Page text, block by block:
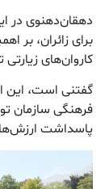
دهقان‌دهنوی در
برای زائران، بر
کاروان‌های زیارتی
گفتنی است، این
فرهنگی سازمان
پاسداشت